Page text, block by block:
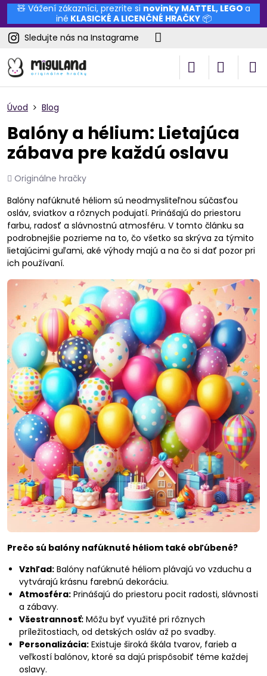
🧸 Vážení zákazníci, prezrite si novinky MATTEL, LEGO a
iné KLASICKÉ A LICENČNÉ HRAČKY📦
Sledujte nás na Instagrame
Úvod Blog
Balóny a hélium: Lietajúca
zábava pre každú oslavu
Pridal
Originálne hračky
Balóny nafúknuté héliom sú neodmysliteľnou súčasťou
osláv, sviatkov a rôznych podujatí. Prinášajú do priestoru
farbu, radosť a slávnostnú atmosféru. V tomto článku sa
podrobnejšie pozrieme na to, čo všetko sa skrýva za týmito
lietajúcimi guľami, aké výhody majú a na čo si dať pozor pri
ich používaní.
Prečo sú balóny nafúknuté héliom také obľúbené?
Vzhľad: Balóny nafúknuté héliom plávajú vo vzduchu a
vytvárajú krásnu farebnú dekoráciu.
Atmosféra: Prinášajú do priestoru pocit radosti, slávnosti
a zábavy.
Všestrannosť: Môžu byť využité pri rôznych
príležitostiach, od detských osláv až po svadby.
Personalizácia: Existuje široká škála tvarov, farieb a
veľkostí balónov, ktoré sa dajú prispôsobiť téme každej
oslavy.